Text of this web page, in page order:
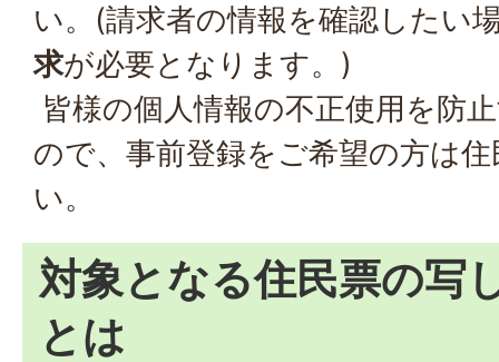
い。(請求者の情報を確認したい
求が必要となります。)
皆様の個人情報の不正使用を防
ので、事前登録をご希望の方は
い。
対象となる住民票の写
とは